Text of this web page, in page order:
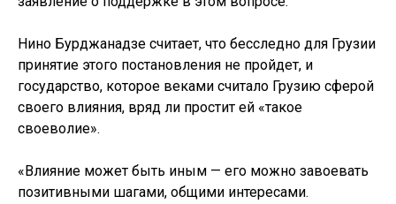
Нино Бурджанадзе считает, что бесследно для Грузии
принятие этого постановления не пройдет, и
государство, которое веками считало Грузию сферой
своего влияния, вряд ли простит ей «такое
своеволие».
«Влияние может быть иным — его можно завоевать
позитивными шагами, общими интересами.